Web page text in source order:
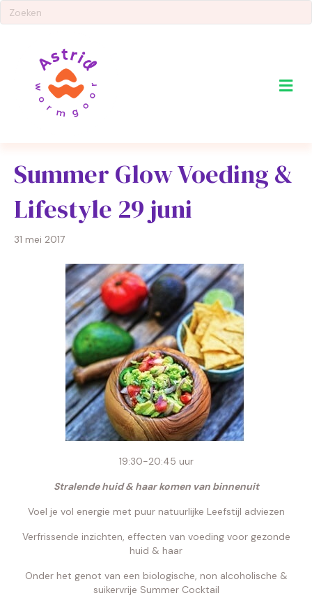
Summer Glow Voeding &
Lifestyle 29 juni
31 mei 2017
19:30-20:45 uur
Stralende huid & haar komen van binnenuit
Voel je vol energie met puur natuurlijke Leefstijl adviezen
Verfrissende inzichten, effecten van voeding voor gezonde
huid & haar
Onder het genot van een biologische, non alcoholische &
suikervrije Summer Cocktail